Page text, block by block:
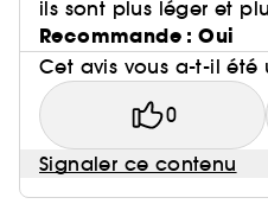
ils sont plus léger et
Recommande : Oui
Cet avis vous a-t-il été
0
Signaler ce contenu